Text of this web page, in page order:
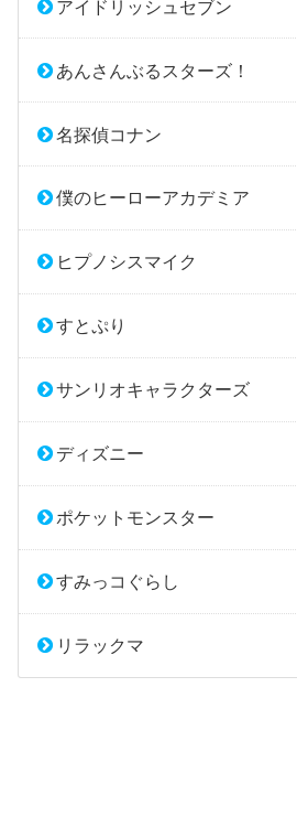
アイドリッシュセブン
あんさんぶるスターズ！
名探偵コナン
僕のヒーローアカデミア
ヒプノシスマイク
すとぷり
サンリオキャラクターズ
ディズニー
ポケットモンスター
すみっコぐらし
リラックマ